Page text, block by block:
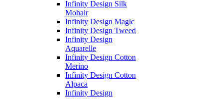
Infinity Design Silk
Mohair
Infinity Design Magic
Infinity Design Tweed
Infinity Design
Aquarelle
Infinity Design Cotton
Merino
Infinity Design Cotton
Alpaca
Infinity Design